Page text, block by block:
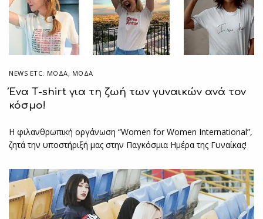
NEWS ETC. ΜΌΔΑ, ΜΟΔΑ
Ένα Τ-shirt για τη ζωή των γυναικών ανά τον
κόσμο!
Η φιλανθρωπική οργάνωση “Women for Women International”,
ζητά την υποστήριξή μας στην Παγκόσμια Ημέρα της Γυναίκας!